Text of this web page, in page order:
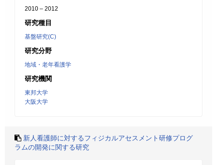
2010 – 2012
研究種目
基盤研究(C)
研究分野
地域・老年看護学
研究機関
東邦大学
大阪大学
新人看護師に対するフィジカルアセスメント研修プログ
ラムの開発に関する研究